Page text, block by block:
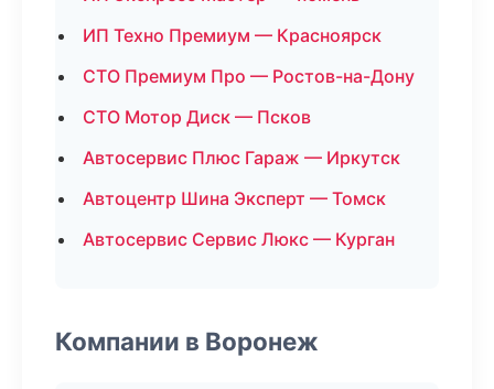
ИП Техно Премиум — Красноярск
СТО Премиум Про — Ростов-на-Дону
СТО Мотор Диск — Псков
Автосервис Плюс Гараж — Иркутск
Автоцентр Шина Эксперт — Томск
Автосервис Сервис Люкс — Курган
Компании в Воронеж